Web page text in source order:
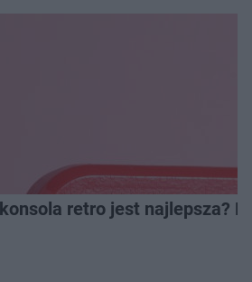
retro jest najlepsza?